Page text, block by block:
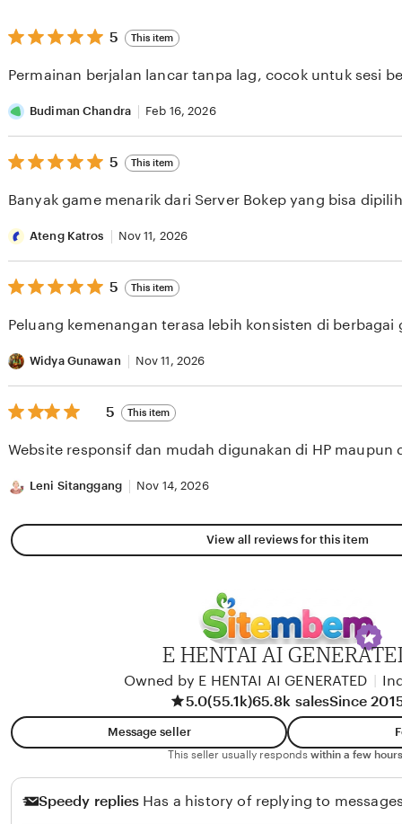
5
out
5
5 This item
Permainan berjalan lancar tanpa lag, cocok untuk sesi
Budiman Chandra Feb 16, 2026
5
out
5
5 This item
Banyak game menarik dari Server Bokep yang bisa
Ateng Katros Nov 11, 2026
5
out
5
5 This item
Peluang kemenangan terasa lebih konsisten di berbagai
Widya Gunawan Nov 11, 2026
5
out
5
5 This item
Website responsif dan mudah digunakan di HP maupun
Leni Sitanggang Nov 14, 2026
View all reviews for this item
E HENTAI AI
Owned by E HENTAI AI GENERATED
5.0(55.1k)65.8k salesSince
Message seller
This seller usually responds within a few
Speedy replies Has a history of replying to